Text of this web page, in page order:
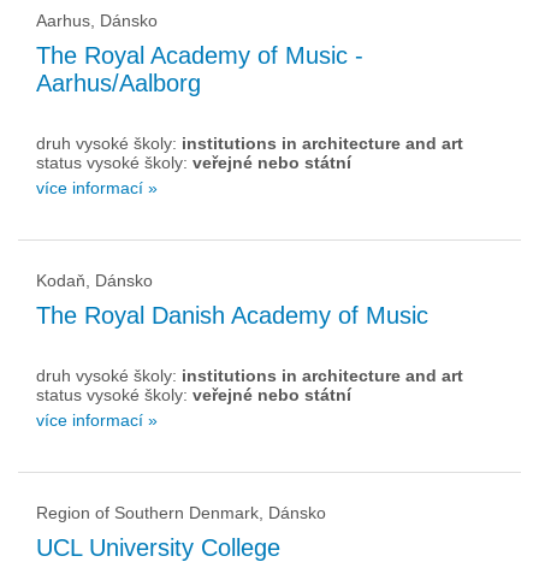
Aarhus, Dánsko
The Royal Academy of Music -
Aarhus/Aalborg
druh vysoké školy: institutions in architecture and art
status vysoké školy: veřejné nebo státní
více informací »
Kodaň, Dánsko
The Royal Danish Academy of Music
druh vysoké školy: institutions in architecture and art
status vysoké školy: veřejné nebo státní
více informací »
Region of Southern Denmark, Dánsko
UCL University College